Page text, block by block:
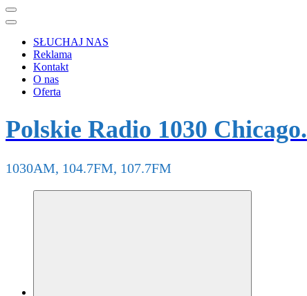
SŁUCHAJ NAS
Reklama
Kontakt
O nas
Oferta
Polskie Radio 1030 Chicago.
1030AM, 104.7FM, 107.7FM